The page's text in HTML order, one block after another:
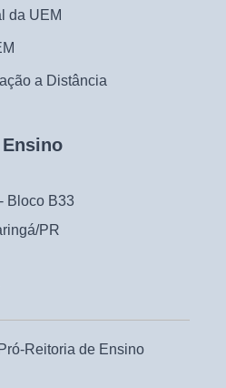
da UEM
a Distância
Bloco B33
PR
Pró-Reitoria de Ensino